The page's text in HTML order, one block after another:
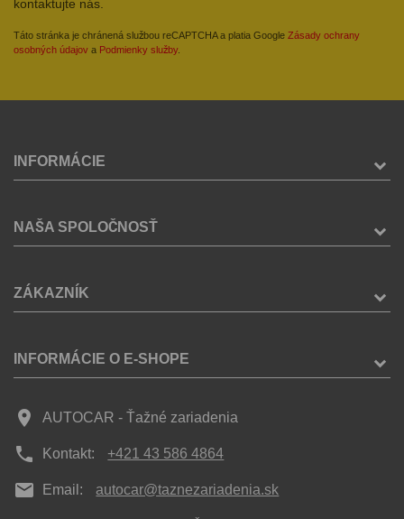
kontaktujte nás.
Táto stránka je chránená službou reCAPTCHA a platia Google Zásady ochrany
osobných údajov a Podmienky služby.
INFORMÁCIE
NAŠA SPOLOČNOSŤ
ZÁKAZNÍK
INFORMÁCIE O E-SHOPE
place AUTOCAR - Ťažné zariadenia
phone Kontakt: +421 43 586 4864
mail Email: autocar@taznezariadenia.sk